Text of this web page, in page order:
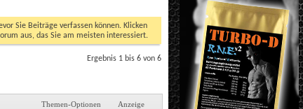
Sie Beiträge verfassen können. Klicken
aus, das Sie am meisten interessiert.
Ergebnis 1 bis 6 von 6
Themen-Optionen Anzeige